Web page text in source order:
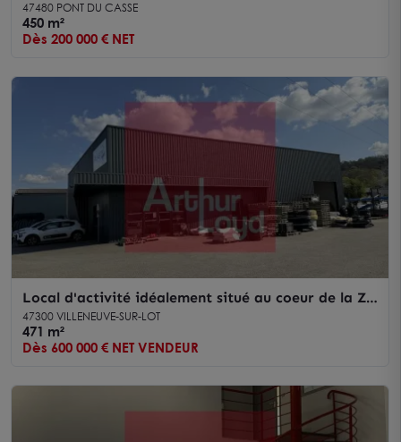
47480 PONT DU CASSE
450 m²
Dès 200 000 € NET
Local d'activité idéalement situé au coeur de la ZI
La Barbière à Villeneuve-sur-Lot
47300 VILLENEUVE-SUR-LOT
471 m²
Dès 600 000 € NET VENDEUR